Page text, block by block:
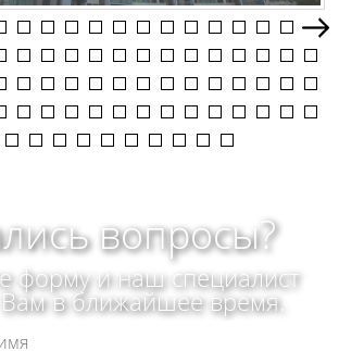
вопросы?
форму и наш специалист
Вам в ближайшее время.